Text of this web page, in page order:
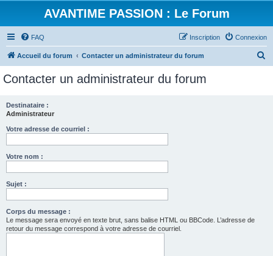
AVANTIME PASSION : Le Forum
FAQ Connexion
Inscription
Accueil du forum Contacter un administrateur du forum
Contacter un administrateur du forum
Destinataire :
Administrateur
Votre adresse de courriel :
Votre nom :
Sujet :
Corps du message :
Le message sera envoyé en texte brut, sans balise HTML ou BBCode. L’adresse de
retour du message correspond à votre adresse de courriel.